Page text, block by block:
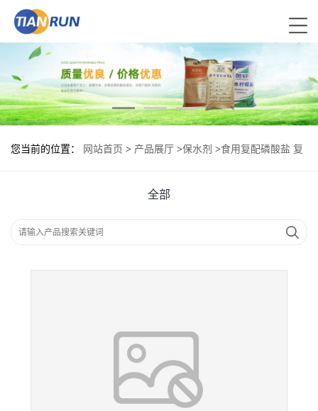
您当前的位置： 网站首页 > 产品展厅 >保水剂 >食用复配磷酸盐 复
全部